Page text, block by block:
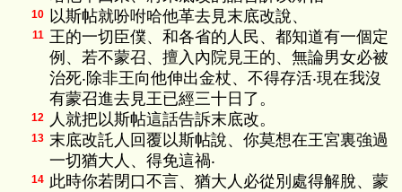
10 以斯帖就吩咐哈他革去見末底改說、
11 王的一切臣僕、和各省的人民、都知道有一個定
例、若不蒙召、擅入內院見王的、無論男女必被
治死‧除非王向他伸出金杖、不得存活‧現在我沒
有蒙召進去見王已經三十日了。
12 人就把以斯帖這話告訴末底改。
13 末底改託人回覆以斯帖說、你莫想在王宮裏強過
一切猶大人、得免這禍‧
14 此時你若閉口不言、猶大人必從別處得解脫、蒙